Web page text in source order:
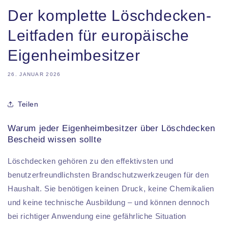
Der komplette Löschdecken-
Leitfaden für europäische
Eigenheimbesitzer
26. JANUAR 2026
Teilen
Warum jeder Eigenheimbesitzer über Löschdecken
Bescheid wissen sollte
Löschdecken gehören zu den effektivsten und
benutzerfreundlichsten Brandschutzwerkzeugen für den
Haushalt. Sie benötigen keinen Druck, keine Chemikalien
und keine technische Ausbildung – und können dennoch
bei richtiger Anwendung eine gefährliche Situation